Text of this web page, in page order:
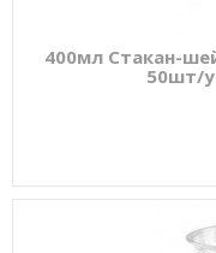
400мл Стакан-
50шт/